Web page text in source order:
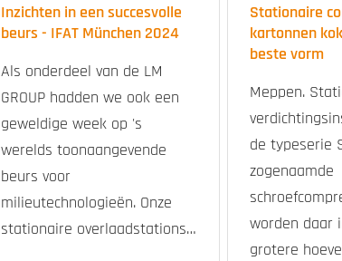
Inzichten in een succesvolle
beurs - IFAT München 2024
Als onderdeel van de LM
GROUP hadden we ook een
geweldige week op 's
werelds toonaangevende
beurs voor
milieutechnologieën. Onze
stationaire overlaadstations…
Stationaire
kartonnen
beste vorm
Meppen.
de typeserie
zogenaamde
worden daar
grotere